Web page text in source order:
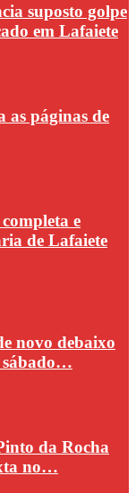
suposto golpe
em Lafaiete
as páginas de
e
de Lafaiete
novo debaixo
sábado…
da Rocha
no…